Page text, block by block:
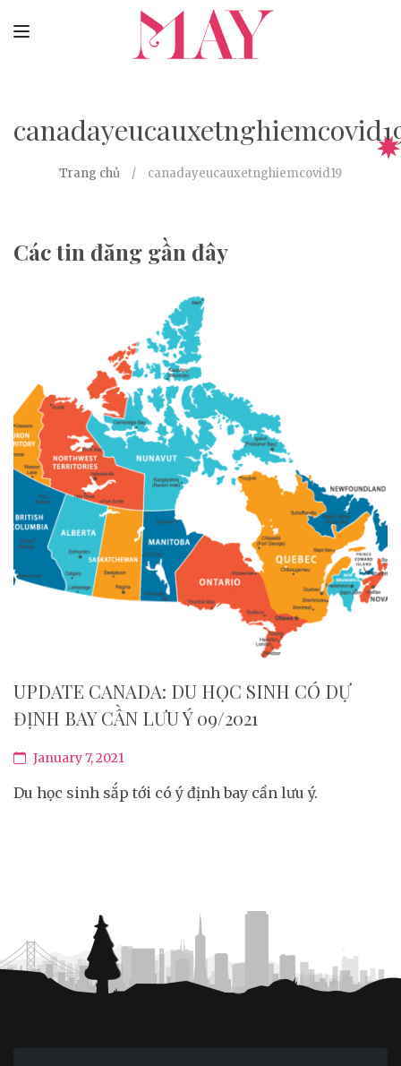
Trang chủ canadayeucauxetnghiemcovid19
Các tin đăng gần đây
UPDATE CANADA: DU HỌC SINH CÓ DỰ
ĐỊNH BAY CẦN LƯU Ý 09/2021
January 7, 2021
Du học sinh sắp tới có ý định bay cần lưu ý.